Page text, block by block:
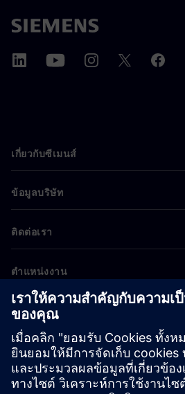
เกี่ยวกับซีเมนส์
ข้อมูลบริษัท
ติดต่อเรา
ตำแหน่งงาน
© Siemens 2026
ข้อมูลองค์กร